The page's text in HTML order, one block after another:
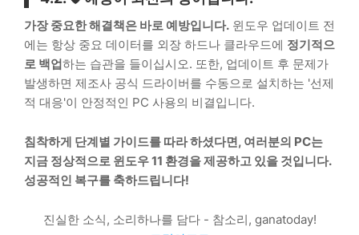
가장 중요한 해결책은 바로 예방입니다. 윈도우 업데이트 전
에는 항상 중요 데이터를 외장 하드나 클라우드에 정기적으
로 백업하는 습관을 들이십시오. 또한, 업데이트 후 문제가
발생하면 제조사 공식 드라이버를 수동으로 설치하는 '선제
적 대응'이 안정적인 PC 사용의 비결입니다.
침착하게 단계별 가이드를 따라 하셨다면, 여러분의 PC는
지금 정상적으로 윈도우 11 환경을 제공하고 있을 것입니다.
성공적인 복구를 축하드립니다!
진실한 소식, 소리하나를 담다 - 참소리, ganatoday!